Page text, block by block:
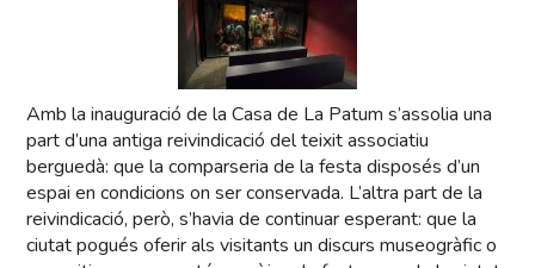
Amb la inauguració de la Casa de La Patum s’assolia una
part d’una antiga reivindicació del teixit associatiu
berguedà: que la comparseria de la festa disposés d’un
espai en condicions on ser conservada. L’altra part de la
reivindicació, però, s’havia de continuar esperant: que la
ciutat pogués oferir als visitants un discurs museogràfic o